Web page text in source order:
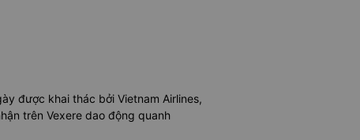
được khai thác bởi Vietnam Airlines,
trên Vexere dao động quanh